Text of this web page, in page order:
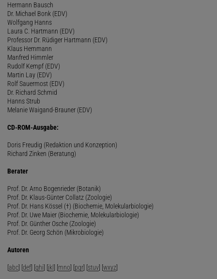
Hermann Bausch
Dr. Michael Bonk (EDV)
Wolfgang Hanns
Laura C. Hartmann (EDV)
Professor Dr. Rüdiger Hartmann (EDV)
Klaus Hemmann
Manfred Himmler
Rudolf Kempf (EDV)
Martin Lay (EDV)
Rolf Sauermost (EDV)
Dr. Richard Schmid
Hanns Strub
Melanie Waigand-Brauner (EDV)
CD-ROM-Ausgabe:
Doris Freudig (Redaktion und Konzeption)
Richard Zinken (Beratung)
Berater
Prof. Dr. Arno Bogenrieder (Botanik)
Prof. Dr. Klaus-Günter Collatz (Zoologie)
Prof. Dr. Hans Kössel (†) (Biochemie, Molekularbiologie)
Prof. Dr. Uwe Maier (Biochemie, Molekularbiologie)
Prof. Dr. Günther Osche (Zoologie)
Prof. Dr. Georg Schön (Mikrobiologie)
Autoren
[abc] [def] [ghi] [jkl] [mno] [pqr] [stuv] [wxyz]